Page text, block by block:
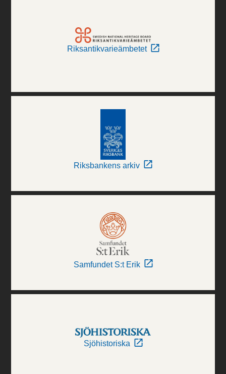
Riksantikvarieämbetet
Riksbankens arkiv
Samfundet S:t Erik
Sjöhistoriska